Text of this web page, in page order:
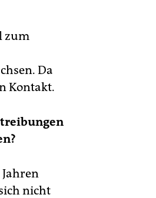
zum
Da
Kontakt.
nicht